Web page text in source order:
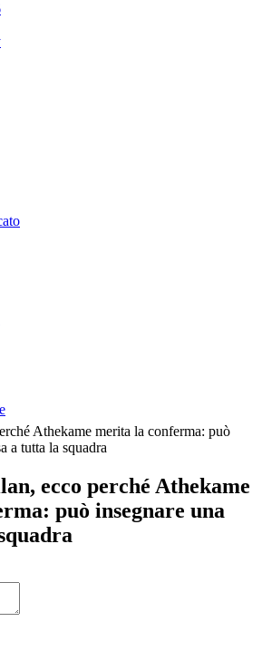
Athekame merita la conferma: può
a tutta la squadra
ecco perché Athekame
può insegnare una